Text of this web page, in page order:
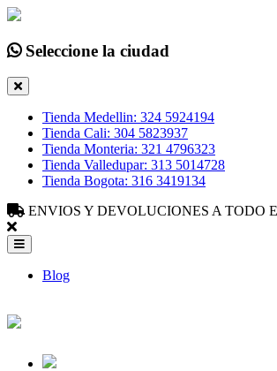
Seleccione la ciudad
Tienda Medellin: 324 5924194
Tienda Cali: 304 5823937
Tienda Monteria: 321 4796323
Tienda Valledupar: 313 5014728
Tienda Bogota: 316 3419134
ENVIOS Y DEVOLUCIONES A TODO
Blog